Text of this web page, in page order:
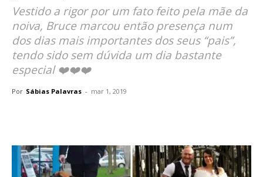
Vestido a rigor por um fato feito pela mãe da
noiva, Bruce marcou então presença num
dos dias mais importantes dos seus “pais”,
tendo sido sem dúvida um dia bastante
especial ❤️❤️❤️
Por Sábias Palavras - mar 1, 2019